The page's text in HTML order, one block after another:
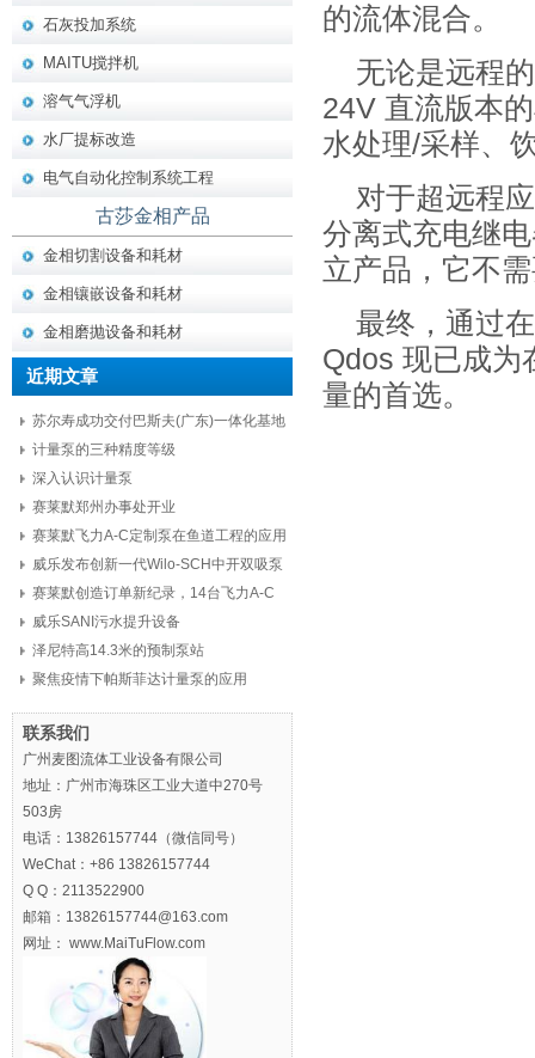
的流体混合。
无论是远程
24V 直流版本
水处理/采样、
对于超远程
分离式充电继
立产品，它不
最终，通过
Qdos 现已成为
量的首选。
石灰投加系统
MAITU搅拌机
溶气气浮机
水厂提标改造
电气自动化控制系统工程
古莎金相产品
金相切割设备和耗材
金相镶嵌设备和耗材
金相磨抛设备和耗材
近期文章
苏尔寿成功交付巴斯夫(广东)一体化基地
项目核心设备
计量泵的三种精度等级
深入认识计量泵
赛莱默郑州办事处开业
赛莱默飞力A-C定制泵在鱼道工程的应用
威乐发布创新一代Wilo-SCH中开双吸泵
赛莱默创造订单新纪录，14台飞力A-C
定制泵，8亿元
威乐SANI污水提升设备
泽尼特高14.3米的预制泵站
聚焦疫情下帕斯菲达计量泵的应用
联系我们
广州麦图流体工业设备有限公司
地址：广州市海珠区工业大道中270号
503房
电话：13826157744（微信同号）
WeChat：+86 13826157744
Q Q：2113522900
邮箱：13826157744@163.com
网址： www.MaiTuFlow.com